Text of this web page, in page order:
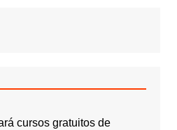
cursos gratuitos de